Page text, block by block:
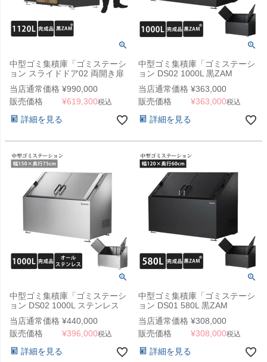
中型ゴミ集積庫「ゴミステーシ
ョン スライドドア02 両開き扉
1120L 黒ZAM」 ※法人宛配送
限定 （SN）
当店通常価格 ¥990,000
販売価格
¥619,300税込
詳細を見る
中型ゴミ集積庫「ゴミステーシ
ョン DS02 1000L 黒ZAM
W1500×D750×H1100mm」 ※
法人宛配送限定（SN）
当店通常価格 ¥363,000
販売価格
¥363,000税込
詳細を見る
中型ゴミ集積庫「ゴミステーシ
ョン DS02 1000L ステンレス
W1500×D750×H1100mm」 ※
法人宛配送限定（SN）
当店通常価格 ¥440,000
販売価格
¥396,000税込
詳細を見る
中型ゴミ集積庫「ゴミステーシ
ョン DS01 580L 黒ZAM
W1200×D600×H1000mm」
（YHC）
当店通常価格 ¥308,000
販売価格
¥308,000税込
詳細を見る